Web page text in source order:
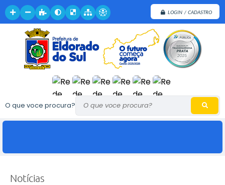
LOGIN / CADASTRO
O que voce procura?
Notícias